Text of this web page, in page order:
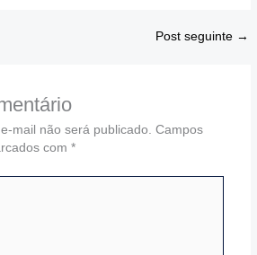
Post seguinte →
mail não será publicado. Campos
com *